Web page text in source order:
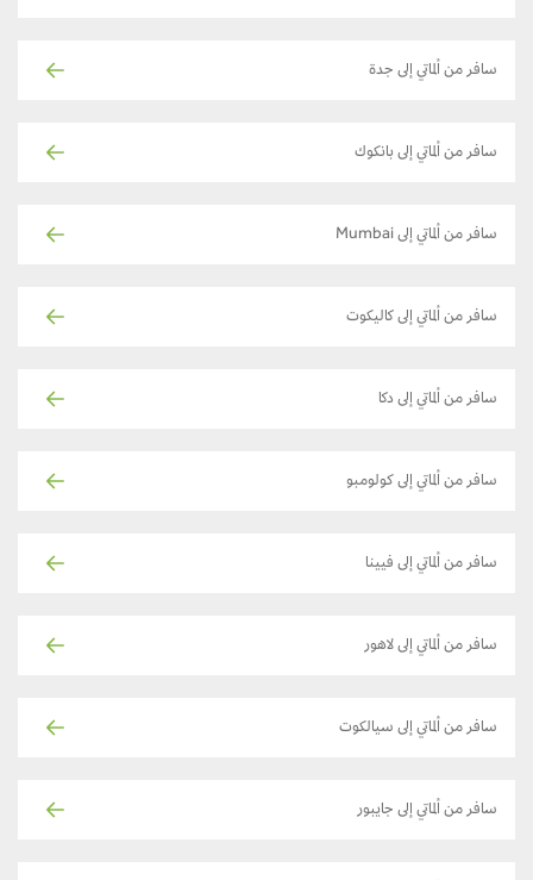
سافر من ألماتي إلى جدة
سافر من ألماتي إلى بانكوك
سافر من ألماتي إلى Mumbai
سافر من ألماتي إلى كاليكوت
سافر من ألماتي إلى دكا
سافر من ألماتي إلى كولومبو
سافر من ألماتي إلى فيينا
سافر من ألماتي إلى لاهور
سافر من ألماتي إلى سيالكوت
سافر من ألماتي إلى جايبور